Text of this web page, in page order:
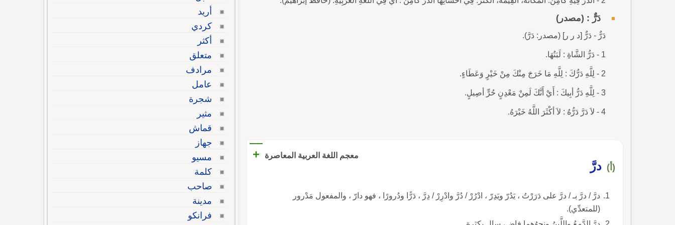
دَرٌّ : (مصدر)
دَرٌّ - دَرٌّ [د ر ر] (مصدر: دَرَّ).
1 - دَرُّ الشَّاةِ : لَبَنُهَا.
2 - لِلَّهِ دَرُّكَ : لِلَّهِ مَا خَرَجَ مِنْكَ مِنْ خَيْرٍ وَعَطَاءٍ.
3 - لِلَّهِ دَرُّ أبِيكَ : أَيْ أَنَّكَ لَمِنْ مَعْدِنٍ حُرٍّ أصِيلٍ.
4 - لاَ دَرَّ دَرُّهُ : لاَ أكْثَرَ اللَّهُ خَيْرَهُ.
معجم اللغة العربية المعاصرة +
(أ) درَّ
درَّ / درَّ بـ / درَّ على دَرَرْتُ ، يَدُرّ ويَدِرّ ، ادْرُرْ / دُرَّ وادْرِرْ / دِرَّ ، دَرًّا ودُرورًا ، فهو دارّ ، والمفعول مَدْرور
(للمتعدِّي).
أريد
كردي
أكثر
متعلق
مرادف
عامل
شجرة
مثير
قماش
جهاز
مسيو
كلمة
صاحب
مدينة
فرانكو